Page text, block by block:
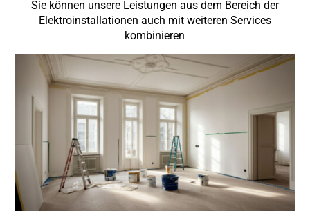
Sie können unsere Leistungen aus dem Bereich der
Elektroinstallationen auch mit weiteren Services
kombinieren